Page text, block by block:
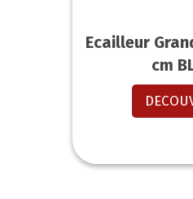
Ecailleur
cm